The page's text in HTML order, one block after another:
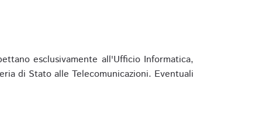
esclusivamente all'Ufficio Informatica,
di Stato alle Telecomunicazioni. Eventuali